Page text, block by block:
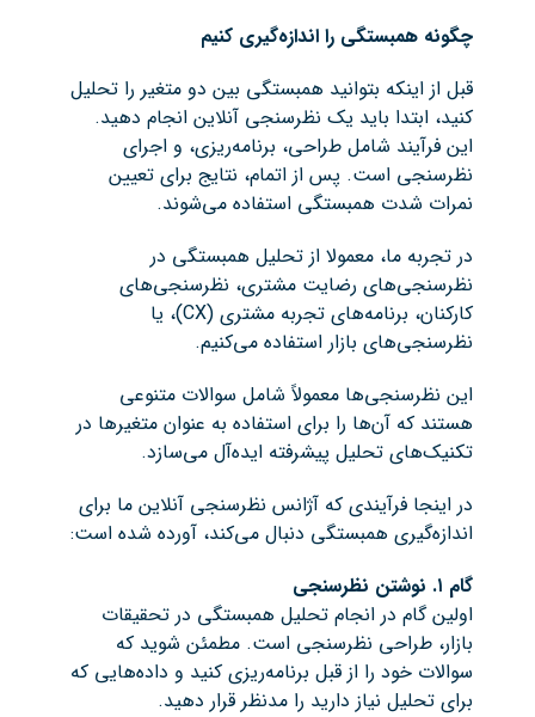
چگونه همبستگی را اندازه‌گیری کنیم
قبل از اینکه بتوانید همبستگی بین دو متغیر را تحلیل
کنید، ابتدا باید یک نظرسنجی آنلاین انجام دهید.
این فرآیند شامل طراحی، برنامه‌ریزی، و اجرای
نظرسنجی است. پس از اتمام، نتایج برای تعیین
نمرات شدت همبستگی استفاده می‌شوند.
در تجربه ما، معمولا از تحلیل همبستگی در
نظرسنجی‌های رضایت مشتری، نظرسنجی‌های
کارکنان، برنامه‌های تجربه مشتری (CX)، یا
نظرسنجی‌های بازار استفاده می‌کنیم.
این نظرسنجی‌ها معمولاً شامل سوالات متنوعی
هستند که آن‌ها را برای استفاده به عنوان متغیرها در
تکنیک‌های تحلیل پیشرفته ایده‌آل می‌سازد.
در اینجا فرآیندی که آژانس نظرسنجی آنلاین ما برای
اندازه‌گیری همبستگی دنبال می‌کند، آورده شده است:
گام ۱. نوشتن نظرسنجی
اولین گام در انجام تحلیل همبستگی در تحقیقات
بازار، طراحی نظرسنجی است. مطمئن شوید که
سوالات خود را از قبل برنامه‌ریزی کنید و داده‌هایی که
برای تحلیل نیاز دارید را مدنظر قرار دهید.